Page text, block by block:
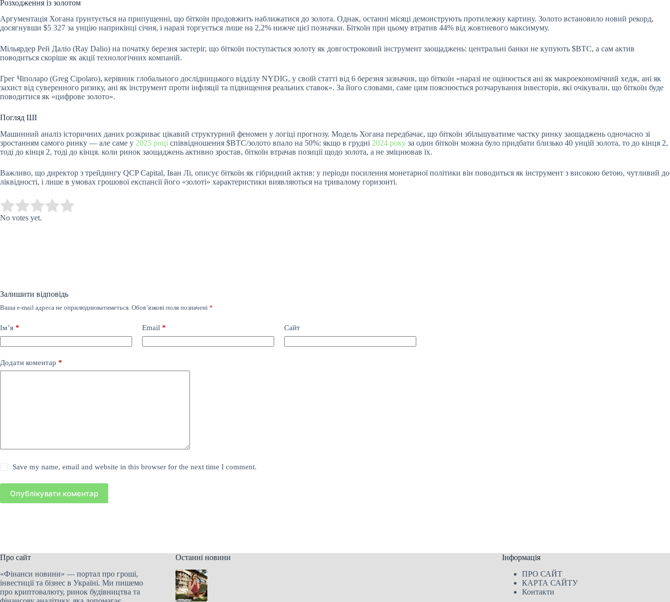
Розходження із золотом
Аргументація Хогана ґрунтується на припущенні, що біткоїн продовжить наближатися до золота. Однак, останні місяці демонструють протилежну картину. Золото встановило новий рекорд,
досягнувши $5 327 за унцію наприкінці січня, і наразі торгується лише на 2,2% нижче цієї позначки. Біткоїн при цьому втратив 44% від жовтневого максимуму.
Мільярдер Рей Даліо (Ray Dalio) на початку березня застеріг, що біткоїн поступається золоту як довгостроковий інструмент заощаджень: центральні банки не купують $BTC, а сам актив
поводиться скоріше як акції технологічних компаній.
Грег Чіполаро (Greg Cipolaro), керівник глобального дослідницького відділу NYDIG, у своїй статті від 6 березня зазначив, що біткоїн «наразі не оцінюється ані як макроекономічний хедж, ані як
захист від суверенного ризику, ані як інструмент проти інфляції та підвищення реальних ставок». За його словами, саме цим пояснюється розчарування інвесторів, які очікували, що біткоїн буде
поводитися як «цифрове золото».
Погляд ШІ
Машинний аналіз історичних даних розкриває цікавий структурний феномен у логіці прогнозу. Модель Хогана передбачає, що біткоїн збільшуватиме частку ринку заощаджень одночасно зі
зростанням самого ринку — але саме у 2025 році співвідношення $BTC/золото впало на 50%: якщо в грудні 2024 року за один біткоїн можна було придбати близько 40 унцій золота, то до кінця 2,
тоді до кінця 2, тоді до кінця. коли ринок заощаджень активно зростав, біткоїн втрачав позиції щодо золота, а не зміцнював їх.
Важливо, що директор з трейдингу QCP Capital, Іван Лі, описує біткоїн як гібридний актив: у періоди посилення монетарної політики він поводиться як інструмент з високою бетою, чутливий до
ліквідності, і лише в умовах грошової експансії його «золоті» характеристики виявляються на тривалому горизонті.
Rate this item:
No votes yet.
Залишити відповідь
Ваша e-mail адреса не оприлюднюватиметься. Обов’язкові поля позначені *
Ім’я * Email * Сайт
Додати коментар *
Save my name, email and website in this browser for the next time I comment.
Опублікувати коментар
Про сайт
«Фінанси новини» — портал про гроші,
інвестиції та бізнес в Україні. Ми пишемо
про криптовалюту, ринок будівництва та
Останні новини
Інформація
ПРО САЙТ
КАРТА САЙТУ
Контакти